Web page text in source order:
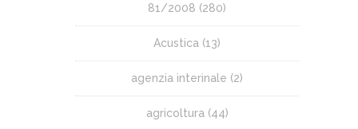
81/2008 (280)
Acustica (13)
agenzia interinale (2)
agricoltura (44)